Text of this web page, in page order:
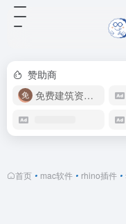
赞助商
免费建筑资源库
首页 • mac软件 • rhino插件 •